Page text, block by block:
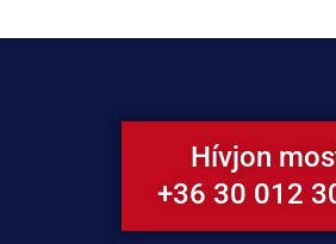
Hívjon
+36 30 012